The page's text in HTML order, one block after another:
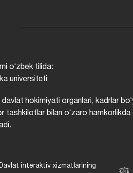
oʻzbek tilida:
universiteti
hokimiyati organlari, kadrlar
bilan oʻzaro hamkorlikda
Davlat interaktiv xizmatlarining